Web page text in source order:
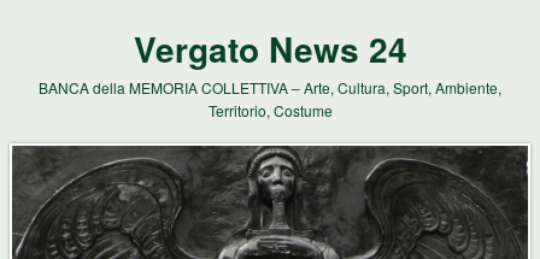
Vergato News 24
BANCA della MEMORIA COLLETTIVA – Arte, Cultura, Sport, Ambiente,
Territorio, Costume